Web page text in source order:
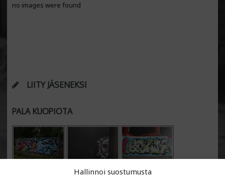
Hallinnoi suostumusta
no images were found
LIITY JÄSENEKSI
PALA KUOPIOTA